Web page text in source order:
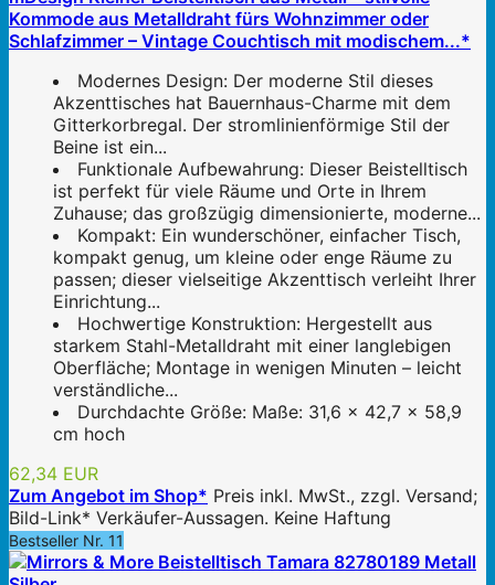
Kommode aus Metalldraht fürs Wohnzimmer oder
Schlafzimmer – Vintage Couchtisch mit modischem...*
Modernes Design: Der moderne Stil dieses
Akzenttisches hat Bauernhaus-Charme mit dem
Gitterkorbregal. Der stromlinienförmige Stil der
Beine ist ein...
Funktionale Aufbewahrung: Dieser Beistelltisch
ist perfekt für viele Räume und Orte in Ihrem
Zuhause; das großzügig dimensionierte, moderne...
Kompakt: Ein wunderschöner, einfacher Tisch,
kompakt genug, um kleine oder enge Räume zu
passen; dieser vielseitige Akzenttisch verleiht Ihrer
Einrichtung...
Hochwertige Konstruktion: Hergestellt aus
starkem Stahl-Metalldraht mit einer langlebigen
Oberfläche; Montage in wenigen Minuten – leicht
verständliche...
Durchdachte Größe: Maße: 31,6 x 42,7 x 58,9
cm hoch
62,34 EUR
Zum Angebot im Shop* Preis inkl. MwSt., zzgl. Versand;
Bild-Link* Verkäufer-Aussagen. Keine Haftung
Bestseller Nr. 11